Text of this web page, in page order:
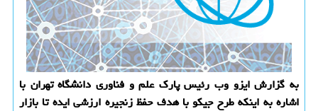
به گزارش ایزو وب رئیس پارك علم و فناوری دانشگاه تهران با
اشاره به اینكه طرح جیكو با هدف حفظ زنجیره ارزشی ایده تا بازار